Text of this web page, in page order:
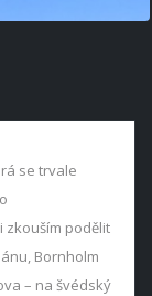
se trvale
zkouším podělit
Bornholm
– na švédský